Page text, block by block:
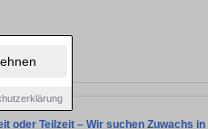
oder Teilzeit – Wir suchen Zuwachs